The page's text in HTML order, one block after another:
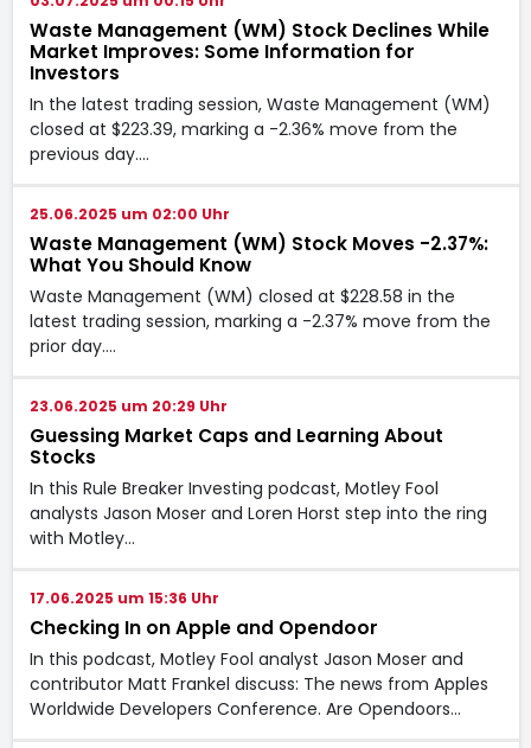
Waste Management (WM) Stock Declines While
Market Improves: Some Information for
Investors
In the latest trading session, Waste Management (WM)
closed at $223.39, marking a -2.36% move from the
previous day.…
25.06.2025 um 02:00 Uhr
Waste Management (WM) Stock Moves -2.37%:
What You Should Know
Waste Management (WM) closed at $228.58 in the
latest trading session, marking a -2.37% move from the
prior day.…
23.06.2025 um 20:29 Uhr
Guessing Market Caps and Learning About
Stocks
In this Rule Breaker Investing podcast, Motley Fool
analysts Jason Moser and Loren Horst step into the ring
with Motley…
17.06.2025 um 15:36 Uhr
Checking In on Apple and Opendoor
In this podcast, Motley Fool analyst Jason Moser and
contributor Matt Frankel discuss: The news from Apples
Worldwide Developers Conference. Are Opendoors…